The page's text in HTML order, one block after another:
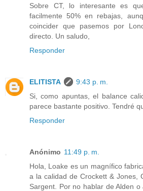
Sobre CT, lo interesante es
facilmente 50% en rebajas,
coincider que pasemos por
directo. Un saludo,
Responder
ELITISTA
9:43 p. m.
Si, como apuntas, el balance
parece bastante positivo. Tendré
Responder
Anónimo 11:49 p. m.
Hola, Loake es un magnífico
a la calidad de Crockett & Jones,
Sargent. Por no hablar de Alden